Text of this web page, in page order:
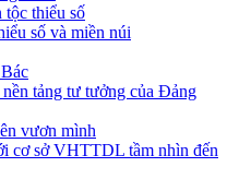
tộc thiểu số
số và miền núi
tảng tư tưởng của Đảng
vươn mình
cơ sở VHTTDL tầm nhìn đến